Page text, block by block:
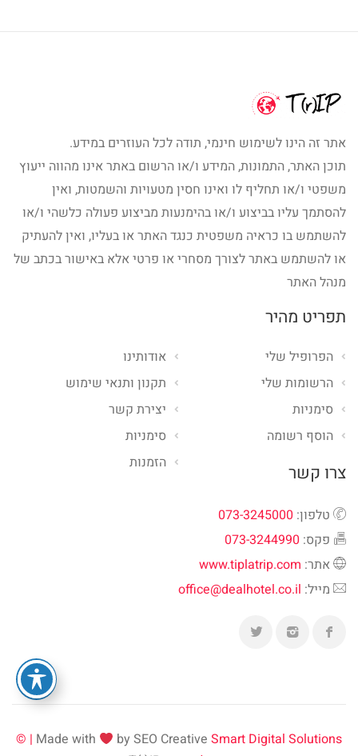
אתר זה הינו לשימוש חינמי, תודה לכל העוזרים במידע.
תוכן האתר, התמונות, המידע ו/או הרשום באתר אינו מהווה ייעוץ
משפטי ו/או תחליף לו ואינו חסין מטעויות והשמטות, ואין
להסתמך עליו בביצוע ו/או בהימנעות מביצוע פעולה כלשהי ו/או
להשתמש בו כראיה משפטית כנגד האתר או בעליו, ואין להעתיק
או להשתמש באתר לצורך מסחרי או פרטי אלא באישור בכתב של
מנהל האתר
תפריט מהיר
אודותינו
תקנון ותנאי שימוש
יצירת קשר
סימניות
הזמנות
הפרופיל שלי
הרשומות שלי
סימניות
הוסף רשומה
צרו קשר
טלפון: 073-3245000
פקס: 073-3244990
אתר: www.tiplatrip.com
מייל: office@dealhotel.co.il
Made with by SEO CreativeSmart Digital Solutions | ©